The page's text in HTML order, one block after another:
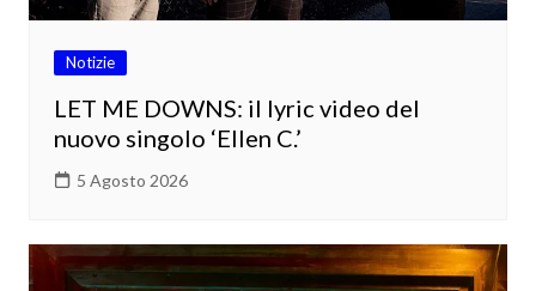
Notizie
LET ME DOWNS: il lyric video del
nuovo singolo ‘Ellen C.’
5 Agosto 2026